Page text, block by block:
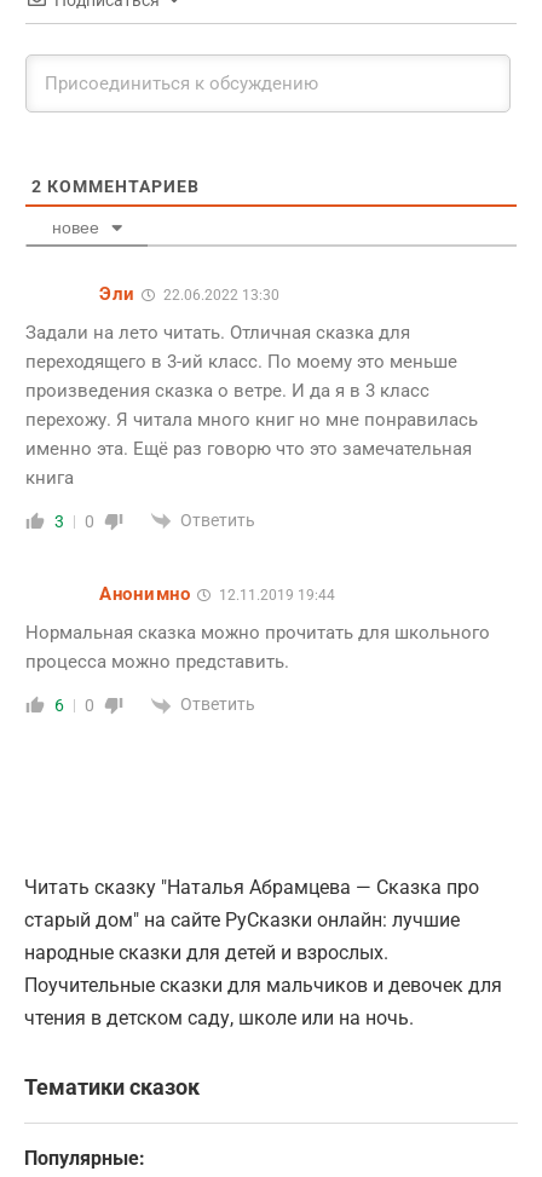
2 КОММЕНТАРИЕВ
новее
Эли 22.06.2022 13:30
Задали на лето читать. Отличная сказка для
переходящего в 3-ий класс. По моему это меньше
произведения сказка о ветре. И да я в 3 класс
перехожу. Я читала много книг но мне понравилась
именно эта. Ещё раз говорю что это замечательная
книга
3 0 Ответить
Анонимно 12.11.2019 19:44
Нормальная сказка можно прочитать для школьного
процесса можно представить.
6 0 Ответить
Читать сказку "Наталья Абрамцева — Сказка про
старый дом" на сайте РуСказки онлайн: лучшие
народные сказки для детей и взрослых.
Поучительные сказки для мальчиков и девочек для
чтения в детском саду, школе или на ночь.
Тематики сказок
Популярные: